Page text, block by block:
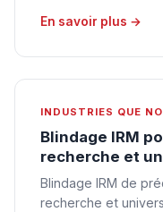
En savoir plus →
INDUSTRIES QUE
Blindage IRM
recherche et
Blindage IRM de
recherche et